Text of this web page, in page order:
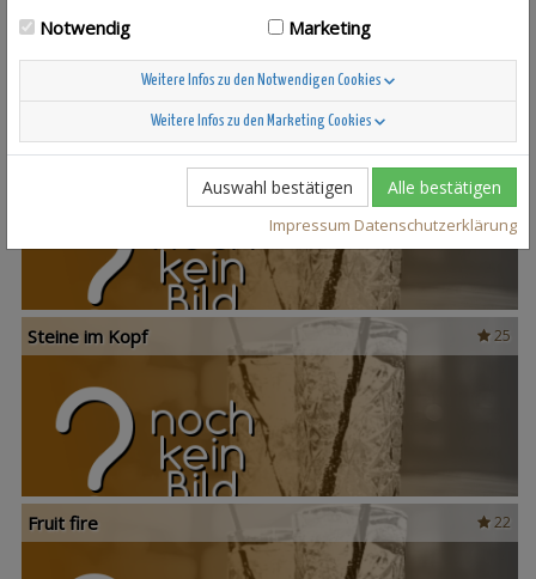
37
Scandinavian Sunshine
25
Steine im Kopf
22
Fruit fire
Notwendig
Marketing
Weitere Infos zu den Notwendigen Cookies
Weitere Infos zu den Marketing Cookies
Auswahl bestätigen Alle bestätigen
Impressum Datenschutzerklärung